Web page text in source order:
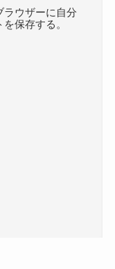
ラウザーに自分
保存する。